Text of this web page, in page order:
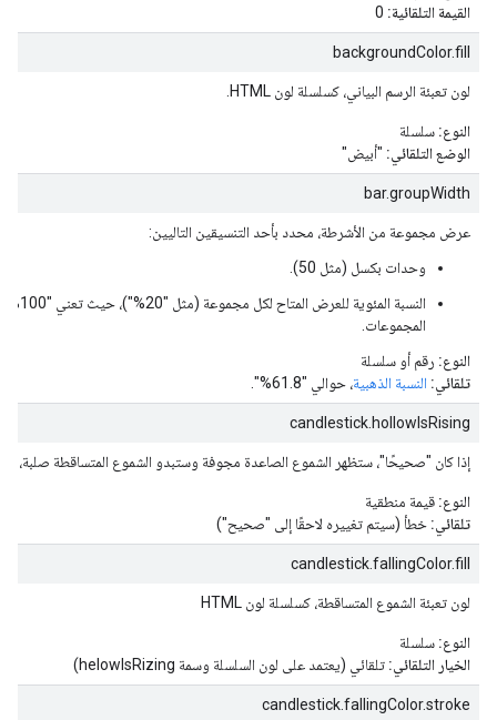
القيمة التلقائية:
backgroundColor.fill
لون تعبئة الرسم البياني، كسلسلة لون HTML.
النوع: سلسلة
الوضع التلقائي: "أبيض"
bar.groupWidth
عرض مجموعة من الأشرطة، محدد بأحد التنسيقين التاليين:
وحدات بكسل (مثل 50).
النسبة
المجموعات.
النوع: رقم أو سلسلة
تلقائي: النسبة الذهبية، حوالي "61.8%".
candlestick.hollowIsRising
إذا كان "صحيحًا"، ستظهر الشموع الصاعدة مجوفة وستبدو الشموع المتساقطة صلبة،
النوع: قيمة منطقية
تلقائي: خطأ (سيتم تغييره لاحقًا إلى "صحيح")
candlestick.fallingColor.fill
لون تعبئة الشموع المتساقطة، كسلسلة لون HTML
النوع: سلسلة
الخيار التلقائي: تلقائي (يعتمد على لون السلسلة وسمة helowIsRizing)
candlestick.fallingColor.stroke